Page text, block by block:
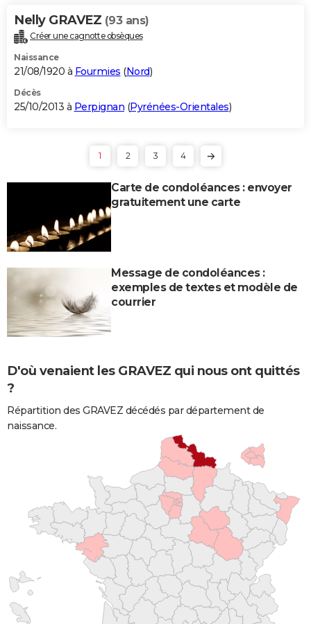
Nelly GRAVEZ (93 ans)
Créer une cagnotte obsèques
Naissance
21/08/1920 à Fourmies (Nord)
Décès
25/10/2013 à Perpignan (Pyrénées-Orientales)
1 2 3 4
Carte de condoléances : envoyer
gratuitement une carte
Message de condoléances :
exemples de textes et modèle de
courrier
D'où venaient les GRAVEZ qui nous ont quittés
?
Répartition des GRAVEZ décédés par département de
naissance.